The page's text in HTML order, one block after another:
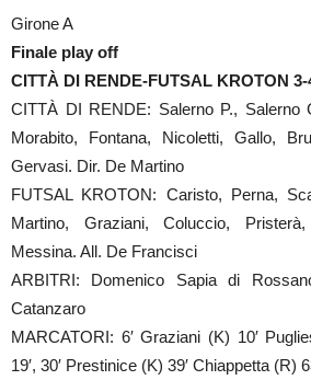
Girone A
Finale play off
CITTÀ DI RENDE-FUTSAL KROTON 3-
CITTÀ DI RENDE: Salerno P., Salerno
Morabito, Fontana, Nicoletti, Gallo,
Gervasi. Dir. De Martino
FUTSAL KROTON: Caristo, Perna,
Martino, Graziani, Coluccio,
Messina. All. De Francisci
ARBITRI: Domenico Sapia di
Catanzaro
MARCATORI: 6′ Graziani (K) 10′
19′, 30′ Prestinice (K) 39′ Chiappetta (R)